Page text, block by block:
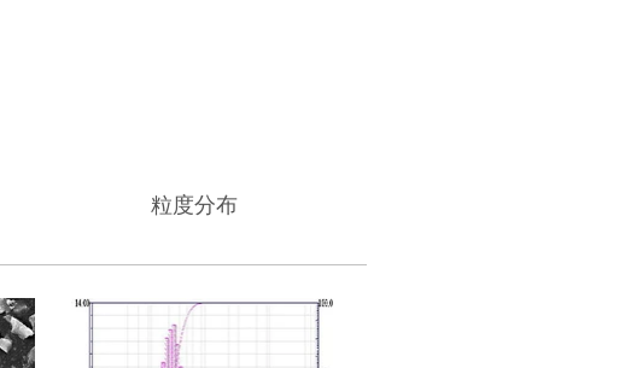
粒度分布